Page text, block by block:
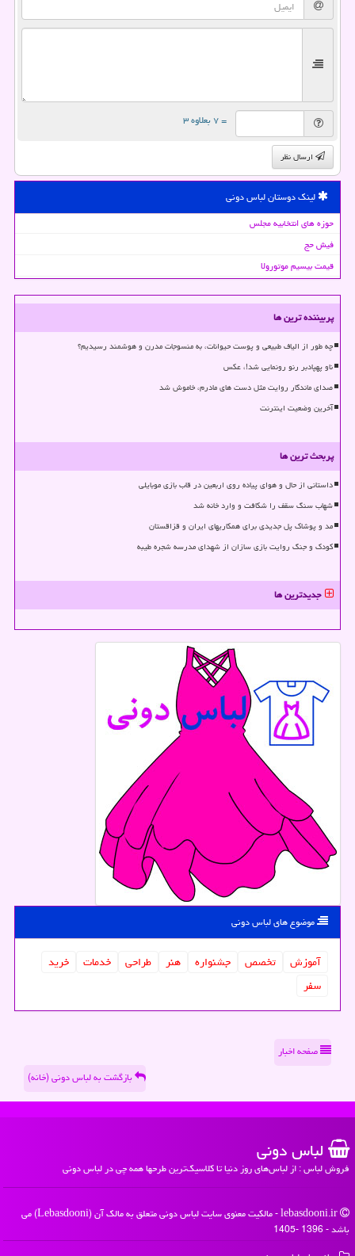
= ۷ بعلاوه ۳
ارسال نظر
لینک دوستان لباس دونی
حوزه های انتخابیه مجلس
فیش حج
قیمت بیسیم موتورولا
پربیننده ترین ها
چه طور از الیاف طبیعی و پوست حیوانات، به منسوجات مدرن و هوشمند رسیدیم؟
ناو پهپادبر رنو رونمایی شد!، عکس
صدای ماندگار روایت مثل دست های مادرم، خاموش شد
آخرین وضعیت اینترنت
پربحث ترین ها
داستانی از حال و هوای پیاده روی اربعین در قاب بازی موبایلی
شهاب سنگ سقف را شکافت و وارد خانه شد
مد و پوشاک پل جدیدی برای همکاریهای ایران و قزاقستان
کودک و جنگ روایت بازی سازان از شهدای مدرسه شجره طیبه
جدیدترین ها
موضوع های لباس دونی
آموزش تخصص جشنواره هنر طراحی خدمات
خرید
سفر
صفحه اخبار
بازگشت به لباس دونی (خانه)
لباس دونی
فروش لباس : از لباس‌های روز دنیا تا کلاسیک‌ترین طرحها همه چی در لباس دونی
lebasdooni.ir - مالکیت معنوی سایت لباس دونی متعلق به مالک آن (Lebasdooni) می
باشد - 1396 -1405